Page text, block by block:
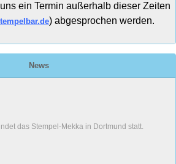
ein Termin außerhalb dieser Zeiten
) abgesprochen werden.
News
das Stempel-Mekka in Dortmund statt.